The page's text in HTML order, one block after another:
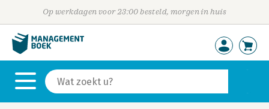
Op werkdagen voor 23:00 besteld, morgen in huis